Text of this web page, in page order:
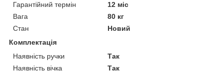
Гарантійний термін
12 міс
Вага
80 кг
Стан
Новий
Комплектація
Наявність ручки
Так
Наявність вічка
Так